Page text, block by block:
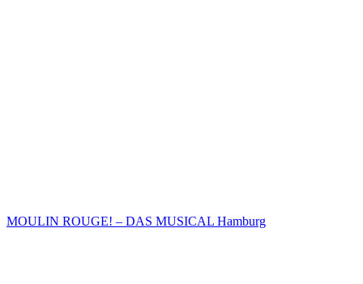
MOULIN ROUGE! – DAS MUSICAL Hamburg